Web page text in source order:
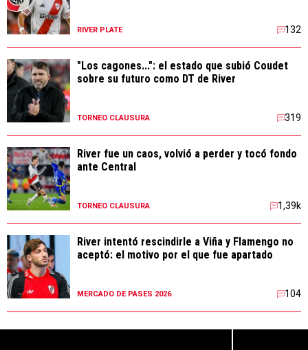
RIVER PLATE 132
"Los cagones...": el estado que subió Coudet
sobre su futuro como DT de River
TORNEO CLAUSURA 319
River fue un caos, volvió a perder y tocó fondo
ante Central
TORNEO CLAUSURA 1,39k
River intentó rescindirle a Viña y Flamengo no
aceptó: el motivo por el que fue apartado
MERCADO DE PASES 2026 104